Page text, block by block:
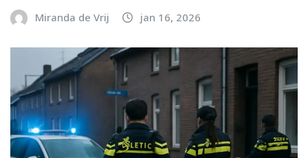
Miranda de Vrij jan 16, 2026